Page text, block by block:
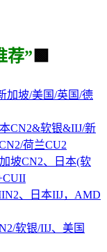
荐” 🟩
加坡/美国/英国/德
CN2&软银&IIJ/新
荷兰CU2
坡CN2、日本(软
、日本IIJ，AMD
软银/IIJ、美国